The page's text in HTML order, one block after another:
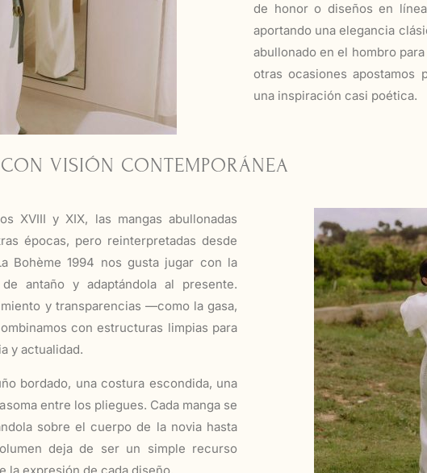
de honor o diseños en
aportando una elegancia
abullonado en el hombro
otras ocasiones apostamos
una inspiración casi poética.
VISIÓN CONTEMPORÁNEA
XVIII y XIX, las mangas abullonadas
épocas, pero reinterpretadas desde
Bohème 1994 nos gusta jugar con la
antaño y adaptándola al presente.
y transparencias —como la gasa,
con estructuras limpias para
y actualidad.
bordado, una costura escondida, una
entre los pliegues. Cada manga se
sobre el cuerpo de la novia hasta
deja de ser un simple recurso
la expresión de cada diseño.